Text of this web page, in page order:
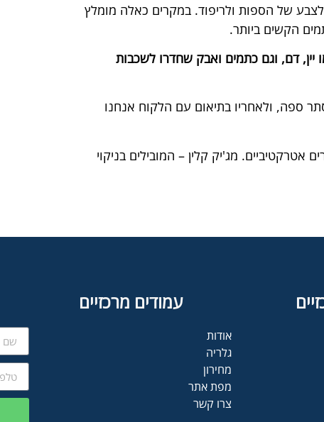
של הספות ולריפוד. במקרים כאלה מומלץ
הקשים ביותר.
דם, וגם כתמים ואבק שחדרו לשכבות
ספה, ולאחריו בתיאום עם הלקוח אנחנו
אטרקטיביים. מג'יק קלין – המובילים בניקוי
עמודים מרכזיים
אודות
גלריה
מחירון
מפת אתר
צרו קשר